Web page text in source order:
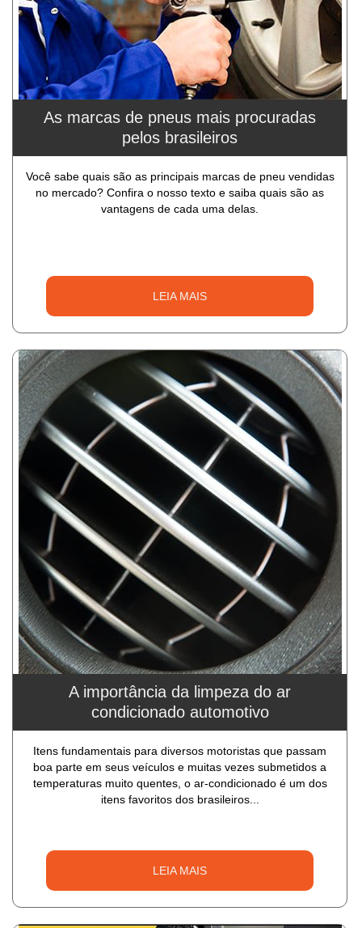
As marcas de pneus mais procuradas
pelos brasileiros
Você sabe quais são as principais marcas de pneu vendidas
no mercado? Confira o nosso texto e saiba quais são as
vantagens de cada uma delas.
LEIA MAIS
A importância da limpeza do ar
condicionado automotivo
Itens fundamentais para diversos motoristas que passam
boa parte em seus veículos e muitas vezes submetidos a
temperaturas muito quentes, o ar-condicionado é um dos
itens favoritos dos brasileiros...
LEIA MAIS